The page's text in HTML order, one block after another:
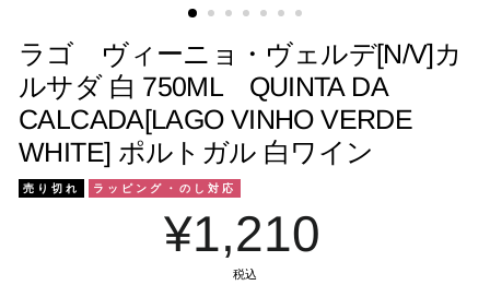
ラゴ ヴィーニョ・ヴェルデ[N/V]カ
ルサダ 白 750ML QUINTA DA
CALCADA[LAGO VINHO VERDE
WHITE] ポルトガル 白ワイン
売り切れ ラッピング・のし対応
¥1,210
税込